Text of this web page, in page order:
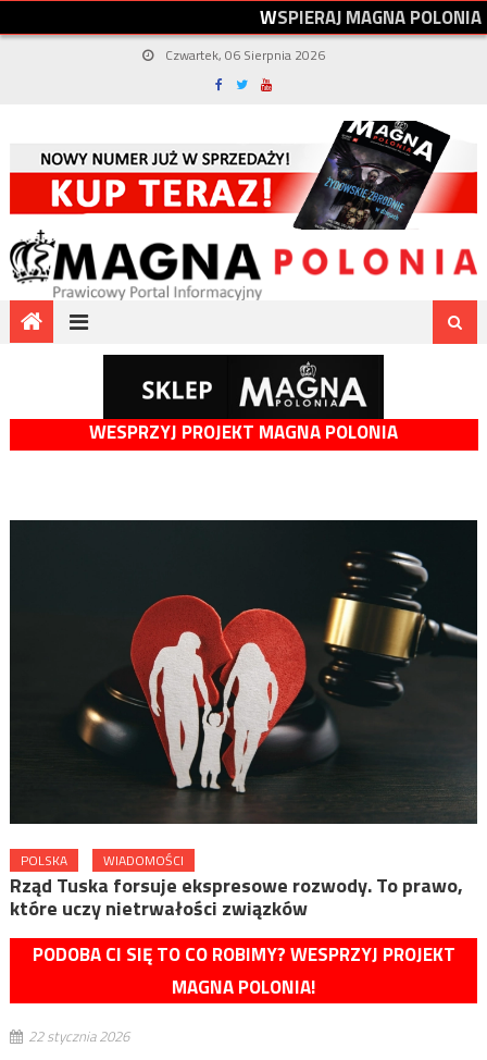
WSPIERAJMAGNAPOLONIA
Czwartek, 06 Sierpnia 2026
WESPRZYJ PROJEKT MAGNA POLONIA
POLSKA WIADOMOŚCI
Rząd Tuska forsuje ekspresowe rozwody. To prawo,
które uczy nietrwałości związków
PODOBA CI SIĘ TO CO ROBIMY? WESPRZYJ PROJEKT
MAGNA POLONIA!
22 stycznia 2026